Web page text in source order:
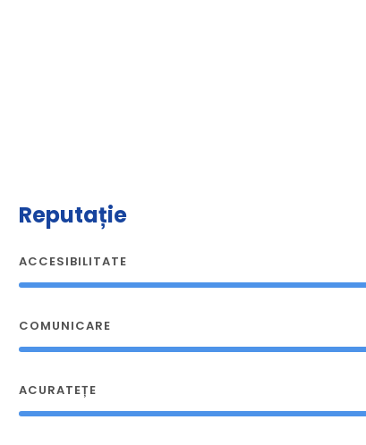
Reputație
ACCESIBILITATE
COMUNICARE
ACURATEȚE